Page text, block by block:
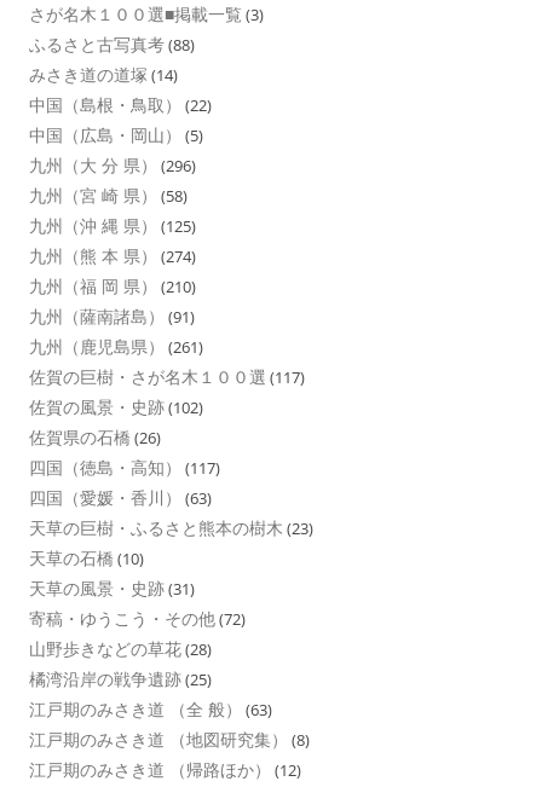
さが名木１００選■掲載一覧 (3)
ふるさと古写真考(88)
みさき道の道塚 (14)
中国（島根・鳥取） (22)
中国（広島・岡山） (5)
九州（大 分 県） (296)
九州（宮 崎 県） (58)
九州（沖 縄 県） (125)
九州（熊 本 県） (274)
九州（福 岡 県） (210)
九州（薩南諸島） (91)
九州（鹿児島県） (261)
佐賀の巨樹・さが名木１００選 (117)
佐賀の風景・史跡(102)
佐賀県の石橋 (26)
四国（徳島・高知） (117)
四国（愛媛・香川） (63)
天草の巨樹・ふるさと熊本の樹木 (23)
天草の石橋 (10)
天草の風景・史跡(31)
寄稿・ゆうこう・その他(72)
山野歩きなどの草花(28)
橘湾沿岸の戦争遺跡(25)
江戸期のみさき道 （全 般） (63)
江戸期のみさき道 （地図研究集） (8)
江戸期のみさき道 （帰路ほか） (12)